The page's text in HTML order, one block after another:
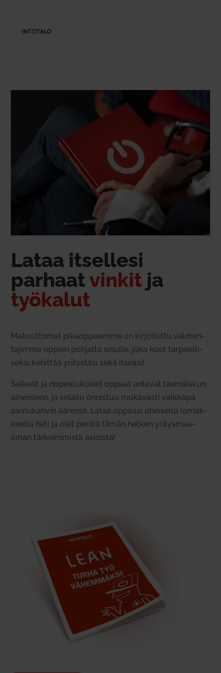
Lataa itsellesi
parhaatvinkit ja
työ­kalut
Mak­sut­tomat pikaop­paamme on kir­joi­tettu val­men­
ta­jimme oppien poh­jalta sinulle, joka koet tar­peel­li­
seksi kehittää yri­tystäsi sekä itseäsi!
Selkeät ja nopea­lu­kuiset oppaat antavat täs­mäiskun
aiheeseen, ja selailu onnistuu muka­vasti vaikkapa
aamu­kahvin ääressä. Lataa oppaasi ohei­sella lomak­
keella heti ja olet perillä tämän hetken yri­tys­maa­
ilman tär­keim­mistä asioista!